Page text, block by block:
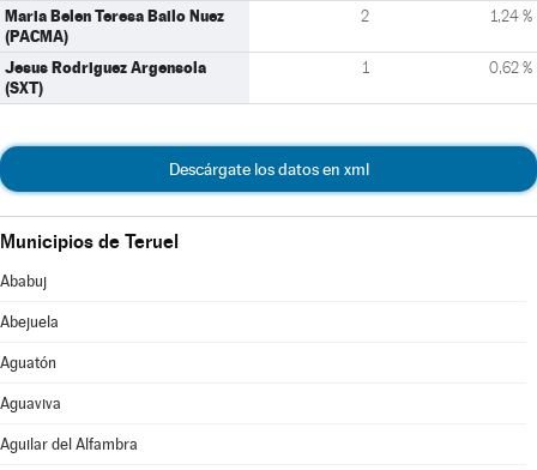
Maria Belen Teresa Bailo Nuez
(PACMA)
2 1,24 %
Jesus Rodriguez Argensola
(SXT)
1 0,62 %
Descárgate los datos en xml
Municipios de Teruel
Ababuj
Abejuela
Aguatón
Aguaviva
Aguilar del Alfambra